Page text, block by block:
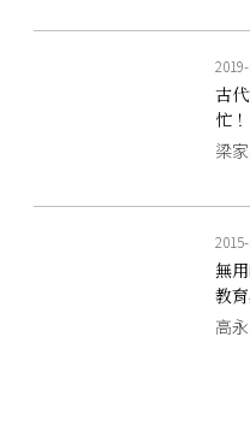
古
忙！
梁
無
教
高